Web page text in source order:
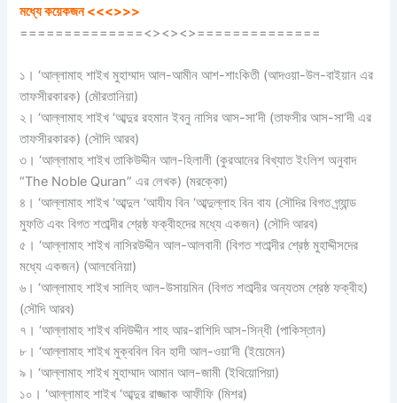
মধ্যে কয়েকজন <<<>>>
==============<><><>==============
১। ‘আল্লামাহ শাইখ মুহাম্মাদ আল-আমীন আশ-শাংকিতী (আদওয়া-উল-বাইয়ান এর
তাফসীরকারক) (মৌরতানিয়া)
২। ‘আল্লামাহ শাইখ ‘আব্দুর রহমান ইবনু নাসির আস-সা’দী (তাফসীর আস-সা’দী এর
তাফসীরকারক) (সৌদি আরব)
৩। ‘আল্লামাহ শাইখ তাকিউদ্দীন আল-হিলালী (কুরআনের বিখ্যাত ইংলিশ অনুবাদ
“The Noble Quran” এর লেখক) (মরক্কো)
৪। ‘আল্লামাহ শাইখ ‘আব্দুল ‘আযীয বিন ‘আব্দুল্লাহ বিন বায (সৌদির বিগত গ্র্যান্ড
মুফতি এবং বিগত শতাব্দীর শ্রেষ্ঠ ফক্বীহদের মধ্যে একজন) (সৌদি আরব)
৫। ‘আল্লামাহ শাইখ নাসিরউদ্দীন আল-আলবানী (বিগত শতাব্দীর শ্রেষ্ঠ মুহাদ্দীসদের
মধ্যে একজন) (আলবেনিয়া)
৬। ‘আল্লামাহ শাইখ সালিহ আল-উসায়মিন (বিগত শতাব্দীর অন্যতম শ্রেষ্ঠ ফক্বীহ)
(সৌদি আরব)
৭। ‘আল্লামাহ শাইখ বদিউদ্দীন শাহ আর-রাশিদি আস-সিন্ধী (পাকিস্তান)
৮। ‘আল্লামাহ শাইখ মুক্ববিল বিন হাদী আল-ওয়া’দী (ইয়েমেন)
৯। ‘আল্লামাহ শাইখ মুহাম্মাদ আমান আল-জামী (ইথিয়োপিয়া)
১০। ‘আল্লামাহ শাইখ ‘আব্দুর রাজ্জাক আফীফি (মিশর)